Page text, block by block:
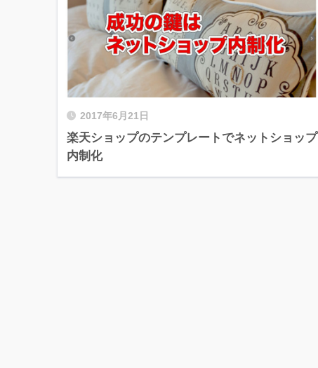
2017年6月21日
楽天ショップのテンプレートでネットショップ
内制化